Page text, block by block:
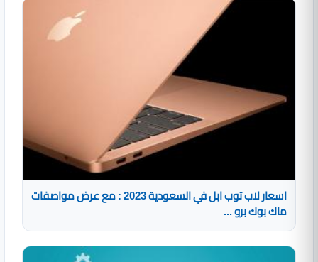
اسعار لاب توب ابل في السعودية 2023 : مع عرض مواصفات
ماك بوك برو ...